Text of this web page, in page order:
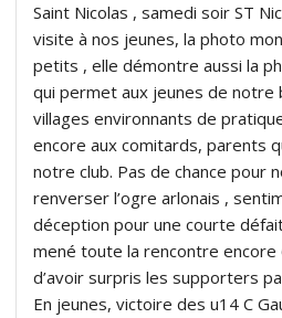
Saint Nicolas , samedi soir ST
visite à nos jeunes, la photo
petits , elle démontre aussi la
qui permet aux jeunes de notre
villages environnants de
encore aux comitards, parents
notre club. Pas de chance pour
renverser l’ogre arlonais ,
déception pour une courte
mené toute la rencontre
d’avoir surpris les supporters
En jeunes, victoire des u14 C